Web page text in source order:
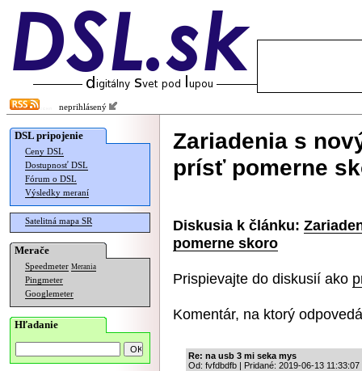
neprihlásený
DSL pripojenie
Ceny DSL
Dostupnosť DSL
Fórum o DSL
Výsledky meraní
Satelitná mapa SR
Merače
Speedmeter Merania
Pingmeter
Googlemeter
Hľadanie
Zariadenia s
prísť pomerne
Diskusia k článku:
pomerne skoro
Prispievajte do diskusií ako
Komentár, na ktorý
Re: na usb 3 mi seka mys
Od: fvfdbdfb | Pridané: 2019-06-13 11:33:07